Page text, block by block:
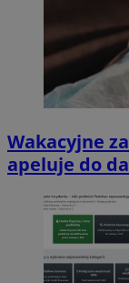
Wakacyjne
apeluje do